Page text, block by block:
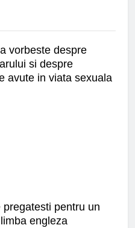
vorbeste despre
si despre
avute in viata sexuala
pregatesti pentru un
engleza